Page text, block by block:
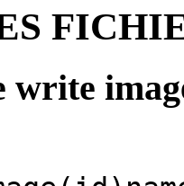
write